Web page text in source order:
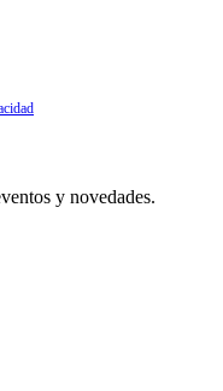
y novedades.